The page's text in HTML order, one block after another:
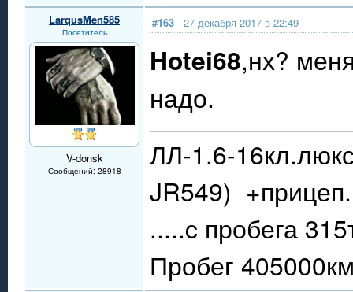
LarqusMen585
Посетитель
V-donsk
Сообщений: 28918
#163 - 27 декабря 2017 в 22:49
Hotei68,нх?
надо.
ЛЛ-1.6-
JR549) +прицеп.
.....c пробега
Пробег